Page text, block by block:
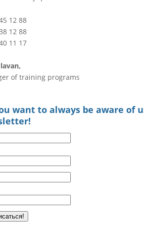
12 88
12 88
11 17
of training programs
want to always be aware of